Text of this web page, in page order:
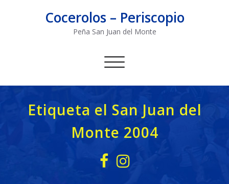
Cocerolos – Periscopio
Peña San Juan del Monte
Alternar
Etiqueta el San Juan del
Monte 2004